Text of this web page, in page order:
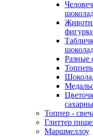
Разные
Топпер -
Глиттер
Маршмеллоу